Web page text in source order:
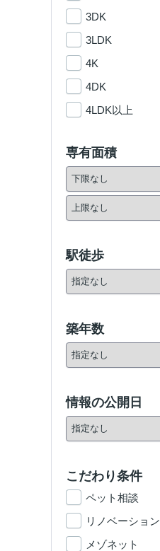
3DK
3LDK
4K
4DK
4LDK以上
専有面積
駅徒歩
築年数
情報の公開日
こだわり条件
ペット相談
リノベーション
メゾネット